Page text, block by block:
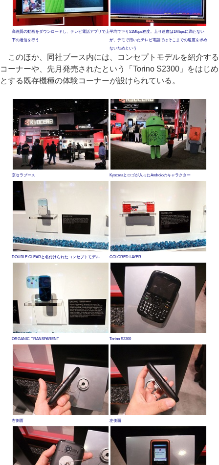
高画質の動画をダウンロードし、テレビ電話アプリで上
下の通信を行う
平均で下り51Mbps程度。上り速度は1Mbpsに満たない
が、デモで用いたテレビ電話ではそこまでの速度を求め
ないためという
このほか、同社ブース内には、コンセプトモデルを紹介する
コーナーや、先月発売されたという「Torino S2300」をはじめ
とする既存機種の体験コーナーが設けられている。
京セラブース Kyoceraとロゴが入ったAndroidのキャラクター
DOUBLE CLEARと名付けられたコンセプトモデル COLORED LAYER
ORGANIC TRANSPARENT Torino S2300
右側面 左側面